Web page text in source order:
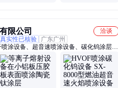
限公司
洽谈
真实性已核验
广东广州
涂设备、超音速喷涂设备、碳化钨涂层加